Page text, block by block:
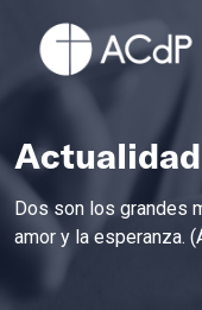
Actualidad
Dos son los grandes
amor y la esperanza.